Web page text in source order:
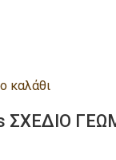
καλάθι
ΣΧΕΔΙΟ